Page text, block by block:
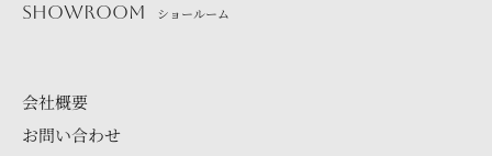
SHOWROOM ショールーム
会社概要
お問い合わせ